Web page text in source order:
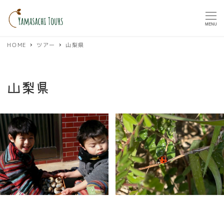
MENU
HOME ツアー 山梨県
山梨県